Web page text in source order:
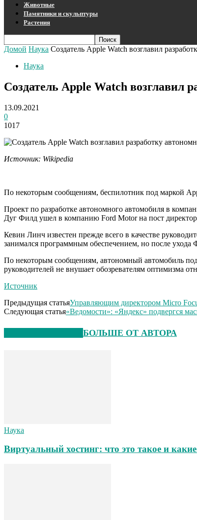
Животные
Памятники и скульптуры
Растения
Домой Наука Создатель Apple Watch возглавил
Наука
Создатель Apple Watch возглавил
13.09.2021
0
1017
Источник: Wikipedia
По некоторым сообщениям, беспилотник под маркой
Проект по разработке автономного автомобиля в
Дуг Филд ушел в компанию Ford Motor на пост
Кевин Линч известен прежде всего в качестве
занимался программным обеспечением, но после
По некоторым сообщениям, автономный автомобиль под
руководителей не внушает обозревателям оптимизма
Источник
Предыдущая статьяУправляющим директором Micro
Следующая статья«Ведомости»: «Яндекс» подвергся
БОЛЬШЕ ОТ АВТОРА
Наука
Виртуальный хостинг: что это такое и